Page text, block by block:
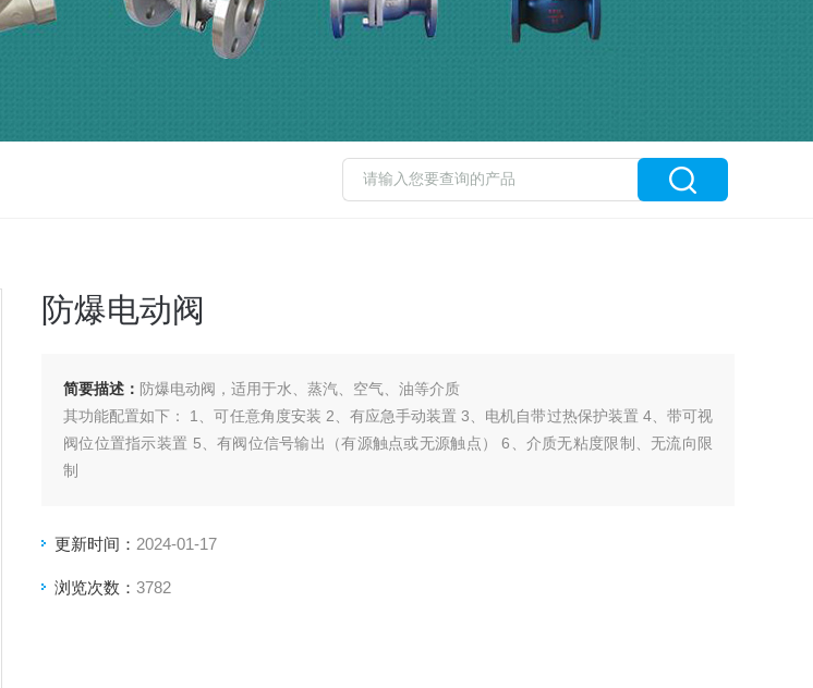
防爆电动阀
简要描述： 防爆电动阀，适用于水、蒸汽、空气、油等介质
其功能配置如下： 1、可任意角度安装 2、有应急手动装置 3、电机自带过热保护装置 4、带可视
阀位位置指示装置 5、有阀位信号输出（有源触点或无源触点） 6、介质无粘度限制、无流向限
制
更新时间： 2024-01-17
浏览次数： 3782